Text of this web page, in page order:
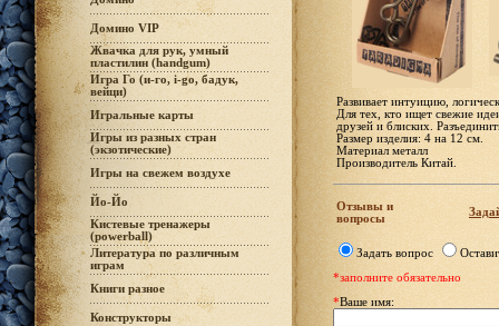
Домино VIP
Жвачка для рук, умный
пластилин (handgum)
Игра Го (и-го, i-go, бадук,
вейци)
Игральные карты
Игры из разных стран
(экзотические)
Игры на свежем воздухе
Йо-Йо
Кистевые тренажеры
(powerball)
Литература по различным
играм
Книги разное
Конструкторы
Развивает интуицию,
Для тех, кто ищет свежие
друзей и блиских.
Размер изделия: 4 на 12 см.
Материал металл
Производитель Китай.
Отзывы и
вопросы
Задать вопрос
*заполните обязательно
*Ваше имя: